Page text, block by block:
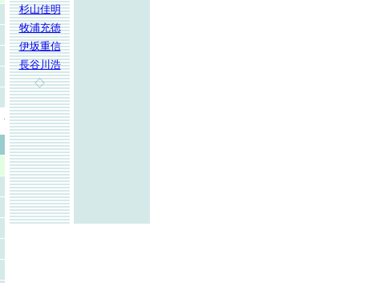
.
杉山佳明
牧浦充徳
伊坂重信
長谷川浩
◇